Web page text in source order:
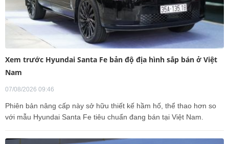
Xem trước Hyundai Santa Fe bản độ địa hình sắp bán ở Việt
Nam
07/08/2026 09:46
Phiên bản nâng cấp này sở hữu thiết kế hầm hố, thể thao hơn so
với mẫu Hyundai Santa Fe tiêu chuẩn đang bán tại Việt Nam.